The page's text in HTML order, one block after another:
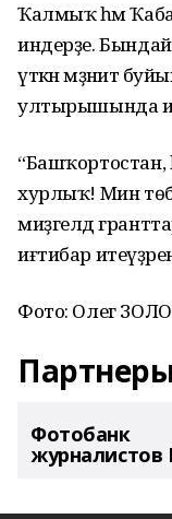
Ҡалмыҡ һәм
индерҙе.
үткән мәҙәниәт
ултырышында
“Башҡортостан,
хурлыҡ! Мин
миҙгелдә
иғтибар
Фото: Олег
Фотобанк
журналистов